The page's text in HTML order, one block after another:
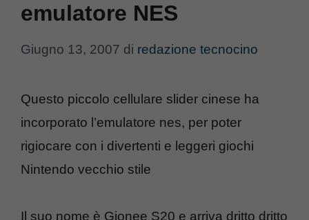
emulatore NES
Giugno 13, 2007 di redazione tecnocino
Questo piccolo cellulare slider cinese ha
incorporato l’emulatore nes, per poter
rigiocare con i divertenti e leggeri giochi
Nintendo vecchio stile
Il suo nome è Gionee S20 e arriva dritto dritto